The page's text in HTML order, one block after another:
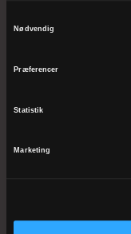
Nødvendig
Præferencer
Statistik
Marketing
8800 Viborg
Biskoppen